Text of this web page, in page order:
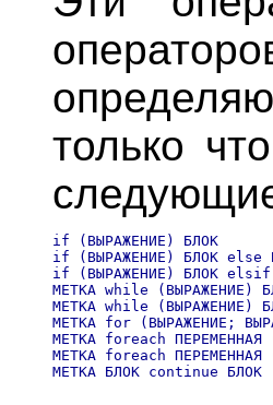
только
if (ВЫРАЖЕНИЕ) БЛОК
if (ВЫРАЖЕНИЕ) БЛОК else
if (ВЫРАЖЕНИЕ) БЛОК
МЕТКА while (ВЫРАЖЕНИЕ)
МЕТКА while (ВЫРАЖЕНИЕ)
МЕТКА for (ВЫРАЖЕНИЕ;
МЕТКА foreach ПЕРЕМЕННАЯ
МЕТКА foreach